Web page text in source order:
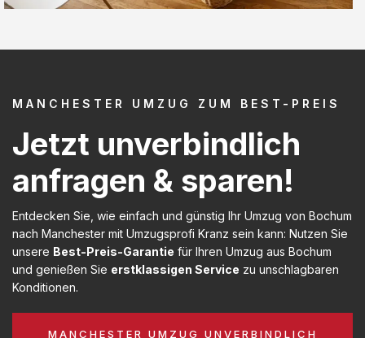
MANCHESTER UMZUG ZUM BEST-PREIS
Jetzt unverbindlich
anfragen & sparen!
Entdecken Sie, wie einfach und günstig Ihr Umzug von Bochum
nach Manchester mit Umzugsprofi Kranz sein kann: Nutzen Sie
unsere Best-Preis-Garantie für Ihren Umzug aus Bochum
und genießen Sie erstklassigen Service zu unschlagbaren
Konditionen.
MANCHESTER UMZUG UNVERBINDLICH